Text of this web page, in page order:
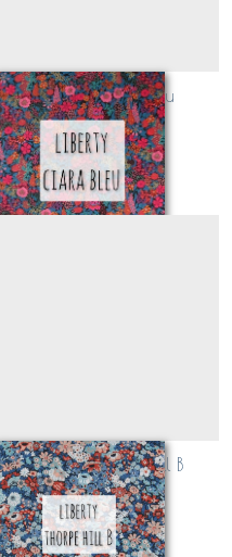
Liberty Ciara Bleu
(CLASSIQUE)
Sur demande
Liberty Thorpe Hill B
(CLASSIQUE)
Sur demande